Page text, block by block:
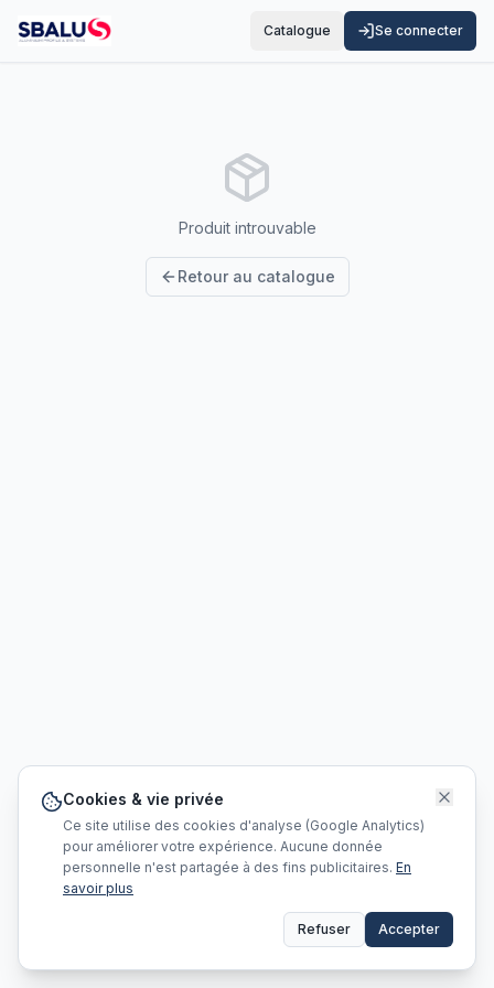
Catalogue Se connecter
Produit introuvable
Retour au catalogue
Cookies & vie privée
Ce site utilise des cookies d'analyse (Google Analytics)
pour améliorer votre expérience. Aucune donnée
personnelle n'est partagée à des fins publicitaires. En
savoir plus
Refuser Accepter